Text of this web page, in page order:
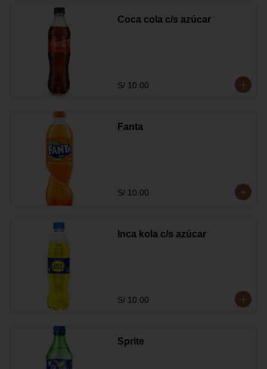
Coca cola c/s azúcar
S/ 10.00
Fanta
S/ 10.00
Inca kola c/s azúcar
S/ 10.00
Sprite